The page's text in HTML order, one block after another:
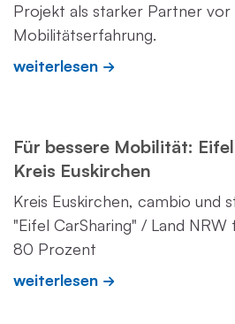
Projekt als starker Partner
Mobilitätserfahrung.
weiterlesen
Für bessere Mobilität:
Kreis Euskirchen
Kreis Euskirchen, cambio und
"Eifel CarSharing" / Land
80 Prozent
weiterlesen